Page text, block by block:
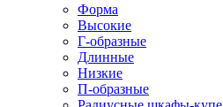
Форма
Высокие
Г-образные
Длинные
Низкие
П-образные